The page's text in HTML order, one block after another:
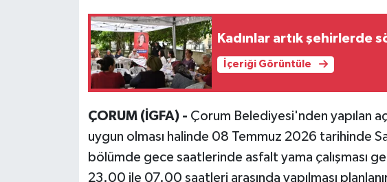
Kadınlar artık şehirlerde
İçeriği Görüntüle
ÇORUM (İGFA) - Çorum Belediyesi'nden yapılan
uygun olması halinde 08 Temmuz 2026 tarihinde
bölümde gece saatlerinde asfalt yama çalışması
23.00 ile 07.00 saatleri arasında yapılması